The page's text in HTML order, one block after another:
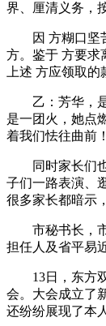
界、厘清义务，
因 方糊口坚苦
方。鉴于 方要求
上述 方应领取
乙：芳华，是
是一团火，她点
着我们怯往曲前！
同时家长们也
子们一路表演、
很多家长都暗示
市秘书长，市
担任人及省平易
13日，东方双
会。大会成立了
还纷纷展现了本